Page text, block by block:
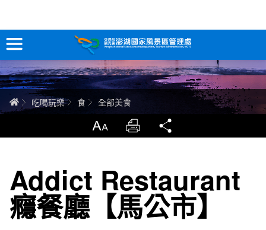
跳
到
主
要
內
容
訊息專區
關於澎湖
智慧觀光情報站
永續旅遊
全部美食
首頁吃喝玩樂 食 全部美食
放大 列印
Addict Restaurant
癮餐廳【馬公市】